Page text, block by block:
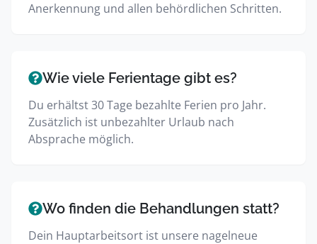
Anerkennung und allen behördlichen Schritten.
Wie viele Ferientage gibt es?
Du erhältst 30 Tage bezahlte Ferien pro Jahr.
Zusätzlich ist unbezahlter Urlaub nach
Absprache möglich.
Wo finden die Behandlungen statt?
Dein Hauptarbeitsort ist unsere nagelneue